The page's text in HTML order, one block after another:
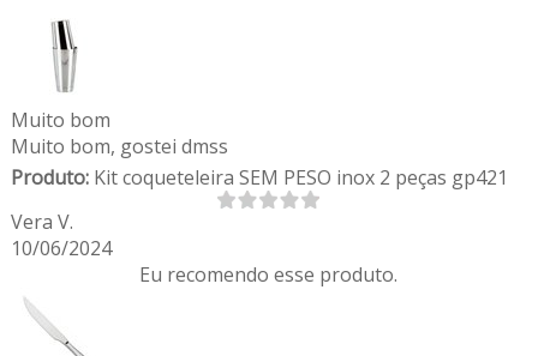
Muito bom
Muito bom, gostei dmss
Produto:Kit coqueteleira SEM PESO inox 2 peças gp421
Vera V.
10/06/2024
Eu recomendo esse produto.